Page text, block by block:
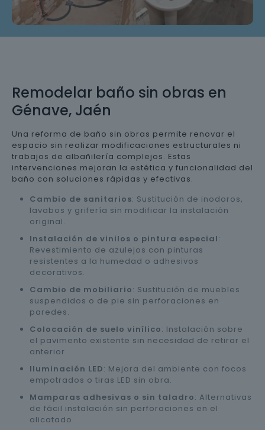
Remodelar baño sin obras en
Génave, Jaén
Una reforma de baño sin obras permite renovar el
espacio sin realizar modificaciones estructurales ni
trabajos de albañilería complejos. Estas
intervenciones mejoran la estética y funcionalidad del
baño con soluciones rápidas y efectivas.
Cambio de sanitarios: Sustitución de inodoros,
lavabos y grifería sin modificar la instalación
original.
Instalación de vinilos o pintura especial:
Revestimiento de azulejos con pinturas
resistentes a la humedad o adhesivos
decorativos.
Cambio de mobiliario: Sustitución de muebles
suspendidos o de pie sin perforaciones en
paredes.
Colocación de suelo vinílico: Instalación sobre
el pavimento existente sin necesidad de retirar el
anterior.
Iluminación LED: Mejora del ambiente con focos
empotrados o tiras LED sin obra.
Mamparas adhesivas o sin taladro: Alternativas
de fácil instalación sin perforaciones en el
alicatado.